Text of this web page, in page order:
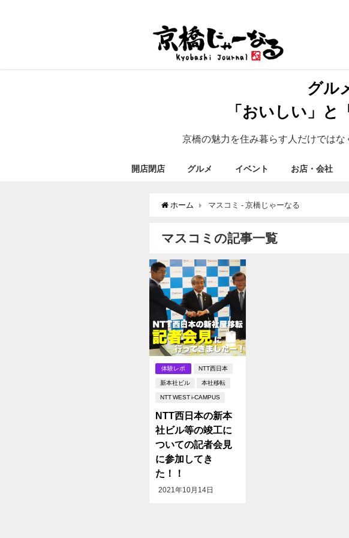
グル
「おいしい」と
京橋の魅力を住み暮らす人だけでは
開店閉店 グルメ イベント お店・会社
ホーム マスコミ - 京橋じゃーなる
マスコミの記事一覧
体験レポ NTT西日本
新本社ビル 本社移転
NTT WEST i-CAMPUS
NTT西日本の新本
社ビル等の竣工に
ついての記者会見
に参加してき
た！！
2021年10月14日